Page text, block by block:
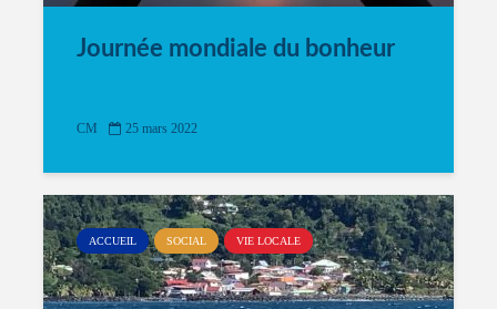
Journée mondiale du bonheur
CM 25 mars 2022
ACCUEIL SOCIAL VIE LOCALE